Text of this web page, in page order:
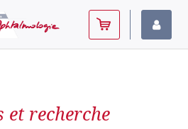
et recherche